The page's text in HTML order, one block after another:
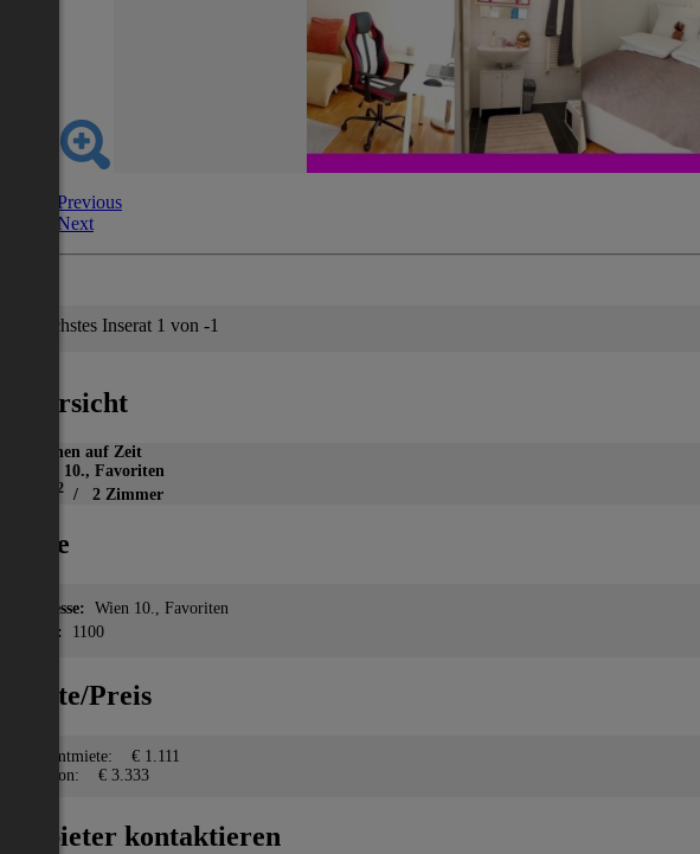
Previous
Next
Nächstes Inserat 1 von -1
Übersicht
Wohnen auf Zeit
Wien 10., Favoriten
2 / 2 Zimmer
Lage
Adresse: Wien 10., Favoriten
PLZ:
1100
Miete/Preis
Gesamtmiete:
€ 1.111
Kaution:
€ 3.333
Anbieter kontaktieren